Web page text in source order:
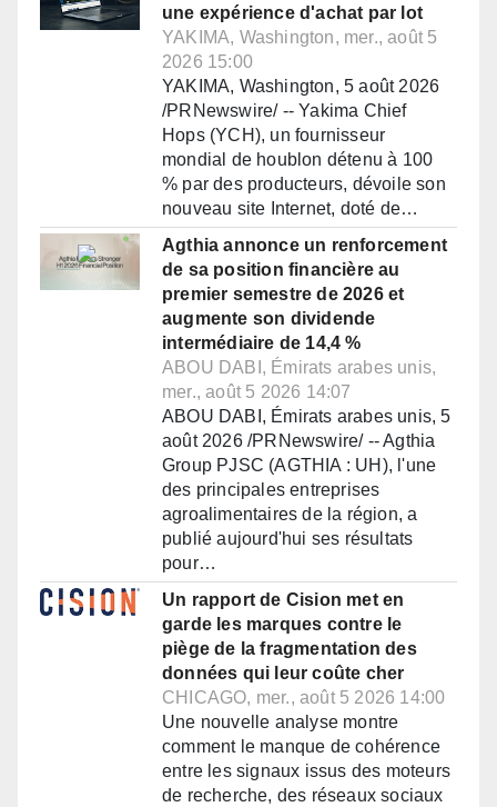
une expérience d'achat par lot
YAKIMA, Washington, mer., août 5
2026 15:00
YAKIMA, Washington, 5 août 2026
/PRNewswire/ -- Yakima Chief
Hops (YCH), un fournisseur
mondial de houblon détenu à 100
% par des producteurs, dévoile son
nouveau site Internet, doté de…
Agthia annonce un renforcement
de sa position financière au
premier semestre de 2026 et
augmente son dividende
intermédiaire de 14,4 %
ABOU DABI, Émirats arabes unis,
mer., août 5 2026 14:07
ABOU DABI, Émirats arabes unis, 5
août 2026 /PRNewswire/ -- Agthia
Group PJSC (AGTHIA : UH), l'une
des principales entreprises
agroalimentaires de la région, a
publié aujourd'hui ses résultats
pour…
Un rapport de Cision met en
garde les marques contre le
piège de la fragmentation des
données qui leur coûte cher
CHICAGO, mer., août 5 2026 14:00
Une nouvelle analyse montre
comment le manque de cohérence
entre les signaux issus des moteurs
de recherche, des réseaux sociaux